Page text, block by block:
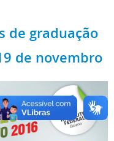
de graduação
de novembro